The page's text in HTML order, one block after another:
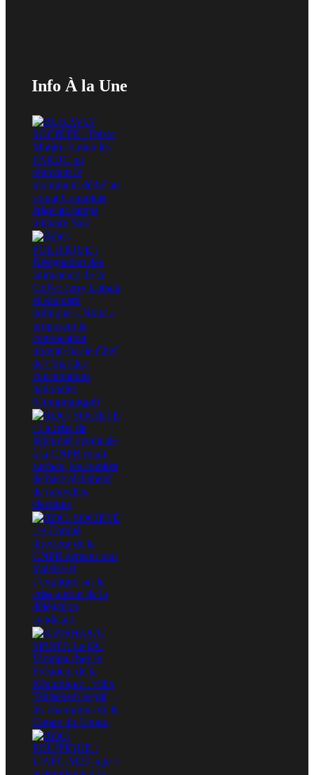
Info À la Une